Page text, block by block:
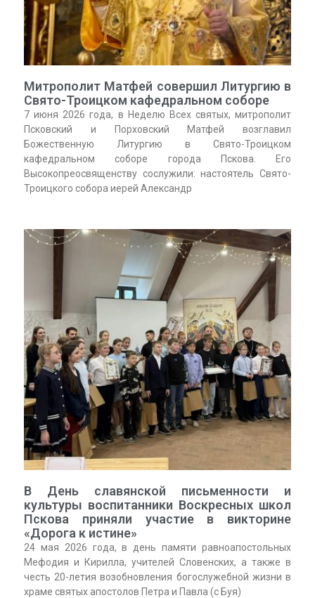
Митрополит Матфей совершил Литургию в
Свято-Троицком кафедральном соборе
7 июня 2026 года, в Неделю Всех святых, митрополит
Псковский и Порховский Матфей возглавил
Божественную Литургию в Свято-Троицком
кафедральном соборе города Пскова. Его
Высокопреосвященству сослужили: настоятель Свято-
Троицкого собора иерей Александр
В День славянской письменности и
культуры воспитанники Воскресных школ
Пскова приняли участие в викторине
«Дорога к истине»
24 мая 2026 года, в день памяти равноапостольных
Мефодия и Кирилла, учителей Словенских, а также в
честь 20-летия возобновления богослужебной жизни в
храме святых апостолов Петра и Павла (с Буя)